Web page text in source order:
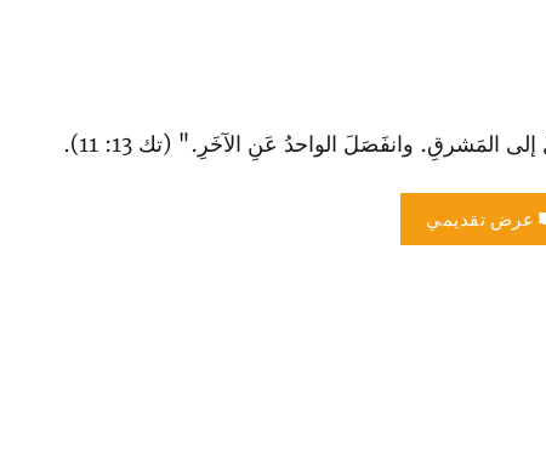
المَشرقِ. وا‏نفَصَلَ الواحدُ عَنِ الآخَرِ." (تك 13: 11).
عرض تقديمي